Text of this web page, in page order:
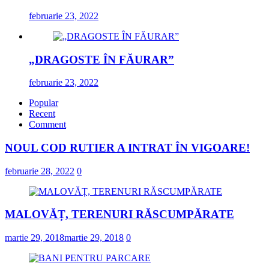
februarie 23, 2022
„DRAGOSTE ÎN FĂURAR”
februarie 23, 2022
Popular
Recent
Comment
NOUL COD RUTIER A INTRAT ÎN VIGOARE!
februarie 28, 2022 0
MALOVĂȚ, TERENURI RĂSCUMPĂRATE
martie 29, 2018martie 29, 2018 0